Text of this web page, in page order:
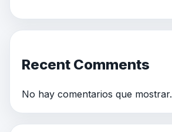
Recent Comments
No hay comentarios que mostrar.